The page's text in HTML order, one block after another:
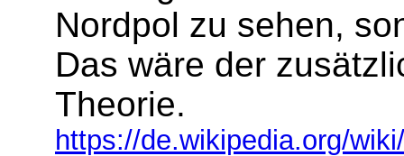
Nordpol zu sehen,
Das wäre der
Theorie.
https://de.wikipedia.org/